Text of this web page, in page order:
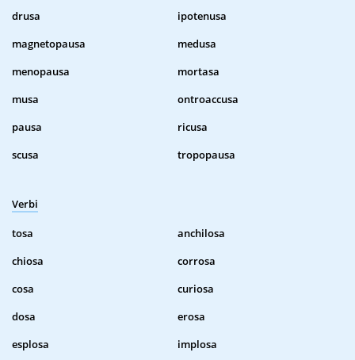
drusa
ipotenusa
magnetopausa
medusa
menopausa
mortasa
musa
ontroaccusa
pausa
ricusa
scusa
tropopausa
Verbi
tosa
anchilosa
chiosa
corrosa
cosa
curiosa
dosa
erosa
esplosa
implosa